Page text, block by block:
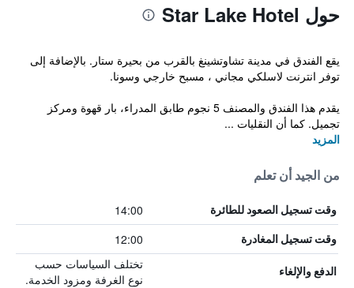
حول Star Lake Hotel
يقع الفندق في مدينة تشاوتشينغ بالقرب من بحيرة ستار. بالإضافة إلى
توفر انترنت لاسلكي مجاني ، مسبح خارجي وسونا.
يقدم هذا الفندق والمصنف 5 نجوم طابق المدراء، بار قهوة ومركز
تجميل. كما أن النقليات ...
المزيد
من الجيد أن تعلم
وقت تسجيل الصعود للطائرة 14:00
وقت تسجيل المغادرة 12:00
الدفع والإلغاء
تختلف السياسات حسب
نوع الغرفة ومزود الخدمة.